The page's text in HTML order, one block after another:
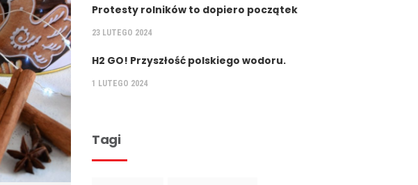
Protesty rolników to dopiero początek
23 LUTEGO 2024
H2 GO! Przyszłość polskiego wodoru.
1 LUTEGO 2024
Tagi